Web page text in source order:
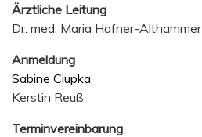
Ärztliche Leitung
Dr. med. Maria Hafner-Althammer
Anmeldung
Sabine Ciupka
Kerstin Reuß
Terminvereinbarung